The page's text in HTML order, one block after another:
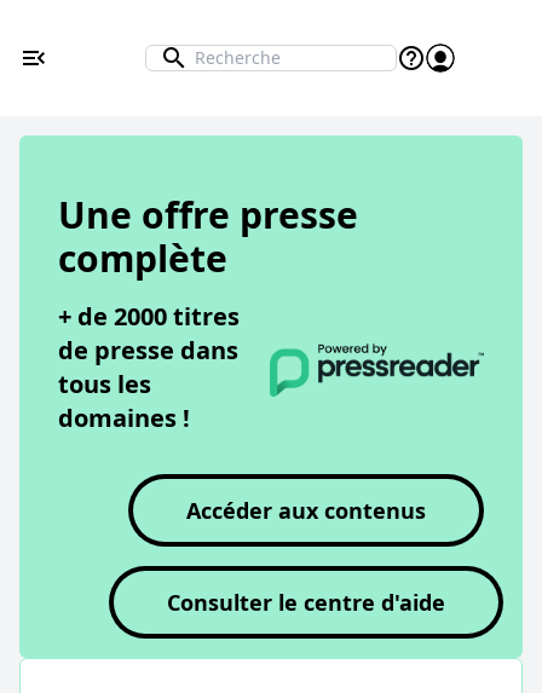
Header
menu_open Recherche
search help_outline
Redirection vers le site Mozaik
Une offre presse
complète
+ de 2000 titres
de presse dans
tous les
domaines !
Accéder aux contenus
Consulter le centre d'aide